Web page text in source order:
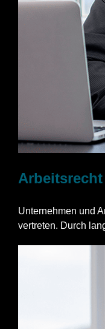
Unternehmen und
vertreten. Durch